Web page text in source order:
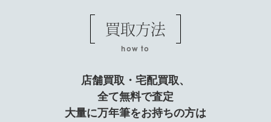
買取方法
how to
店舗買取・宅配買取、
全て無料で査定
大量に万年筆をお持ちの方は